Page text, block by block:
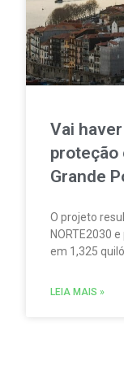
Vai
proteção
Grande
O projeto
NORTE2030
em 1,325
o uso de
LEIA MAIS »